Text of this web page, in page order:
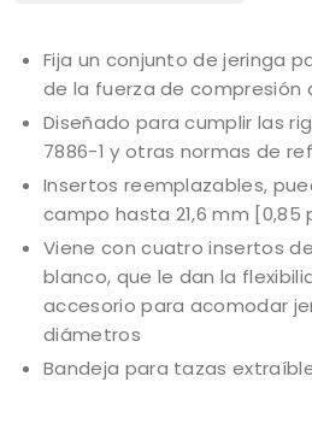
Fija un conjunto de jeringa
de la fuerza de compresión
Diseñado para cumplir las
7886-1 y otras normas de
Insertos reemplazables,
campo hasta 21,6 mm
Viene con cuatro insertos
blanco, que le dan la
accesorio para acomodar
diámetros
Bandeja para tazas